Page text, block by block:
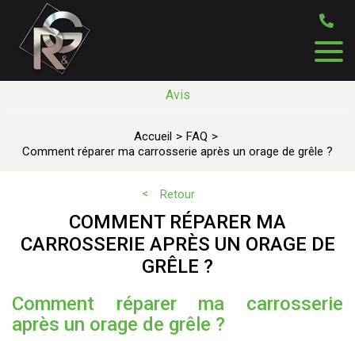
Avis
Accueil
FAQ
Comment réparer ma carrosserie après un orage de grêle ?
Retour
COMMENT RÉPARER MA
CARROSSERIE APRÈS UN ORAGE DE
GRÊLE ?
Comment réparer ma carrosserie
après un orage de grêle ?